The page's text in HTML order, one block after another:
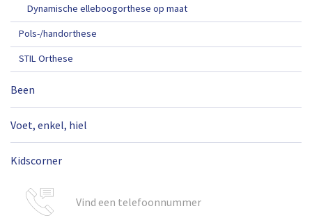
Dynamische elleboogorthese op maat
Pols-/handorthese
STIL Orthese
Been
Voet, enkel, hiel
Kidscorner
Vind een telefoonnummer